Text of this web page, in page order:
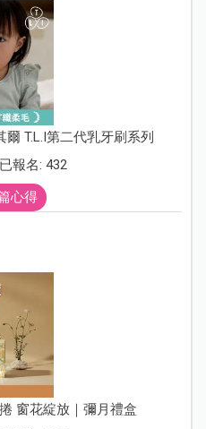
爾 T.L.I第二代乳牙刷系列
報名: 432
心得
窗花綻放｜彌月禮盒